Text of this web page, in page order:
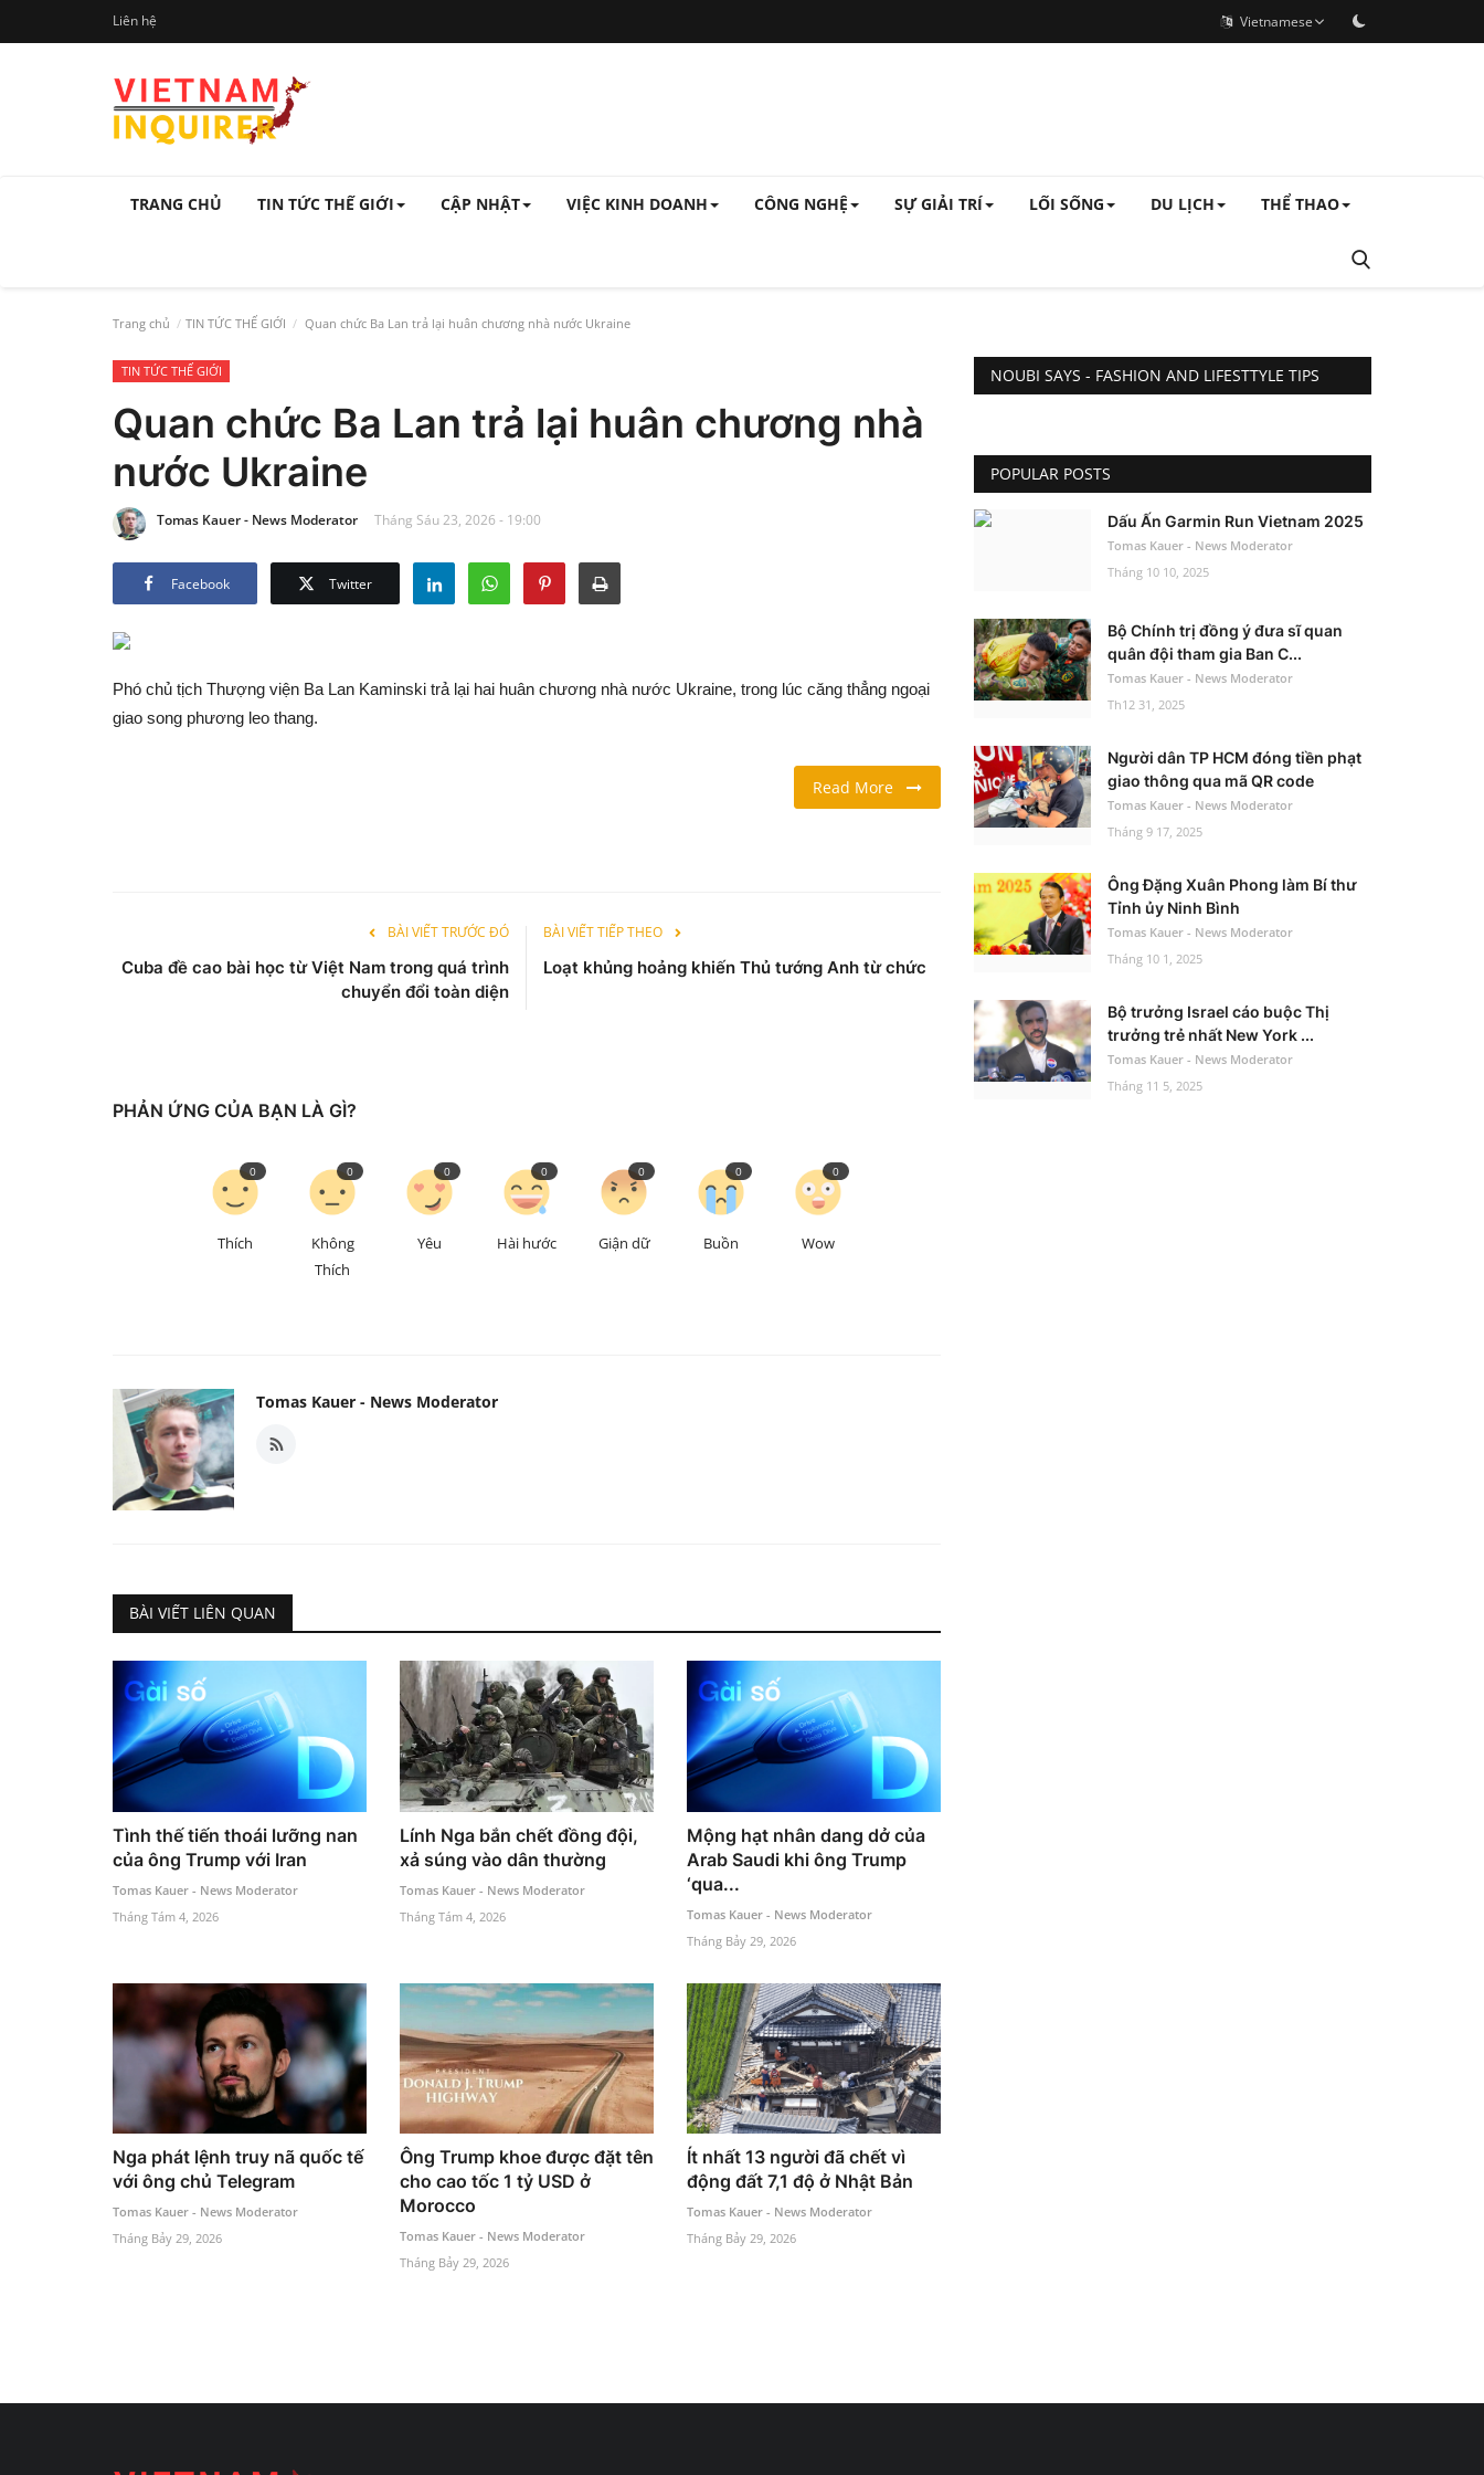
Liên hệ Vietnamese
TRANG CHỦ TIN TỨC THẾ GIỚI CẬP NHẬT VIỆC KINH DOANH CÔNG NGHỆ SỰ GIẢI TRÍ LỐI SỐNG DU LỊCH THỂ THAO
Trang chủ TIN TỨC THẾ GIỚI Quan chức Ba Lan trả lại huân chương nhà nước Ukraine
TIN TỨC THẾ GIỚI
Quan chức Ba Lan trả lại huân chương nhà
nước Ukraine
Tomas Kauer - News Moderator Tháng Sáu 23, 2026 - 19:00
Facebook Twitter
Phó chủ tịch Thượng viện Ba Lan Kaminski trả lại hai huân chương nhà nước Ukraine, trong lúc căng thẳng ngoại
giao song phương leo thang.
Read More
BÀI VIẾT TRƯỚC ĐÓ
Cuba đề cao bài học từ Việt Nam trong quá trình
chuyển đổi toàn diện
BÀI VIẾT TIẾP THEO
Loạt khủng hoảng khiến Thủ tướng Anh từ chức
PHẢN ỨNG CỦA BẠN LÀ GÌ?
Thích
0
Không
Thích
0
Yêu
0
Hài hước
0
Giận dữ
0
Buồn
0
Wow
0
Tomas Kauer - News Moderator
BÀI VIẾT LIÊN QUAN
Tình thế tiến thoái lưỡng nan
của ông Trump với Iran
Tomas Kauer - News Moderator
Tháng Tám 4, 2026
Lính Nga bắn chết đồng đội,
xả súng vào dân thường
Tomas Kauer - News Moderator
Tháng Tám 4, 2026
Mộng hạt nhân dang dở của
Arab Saudi khi ông Trump
‘qua...
Tomas Kauer - News Moderator
Tháng Bảy 29, 2026
Nga phát lệnh truy nã quốc tế
với ông chủ Telegram
Tomas Kauer - News Moderator
Tháng Bảy 29, 2026
Ông Trump khoe được đặt tên
cho cao tốc 1 tỷ USD ở
Morocco
Tomas Kauer - News Moderator
Tháng Bảy 29, 2026
Ít nhất 13 người đã chết vì
động đất 7,1 độ ở Nhật Bản
Tomas Kauer - News Moderator
Tháng Bảy 29, 2026
NOUBI SAYS - FASHION AND LIFESTTYLE TIPS
POPULAR POSTS
Dấu Ấn Garmin Run Vietnam 2025
Tomas Kauer - News Moderator
Tháng 10 10, 2025
Bộ Chính trị đồng ý đưa sĩ quan
quân đội tham gia Ban C...
Tomas Kauer - News Moderator
Th12 31, 2025
Người dân TP HCM đóng tiền phạt
giao thông qua mã QR code
Tomas Kauer - News Moderator
Tháng 9 17, 2025
Ông Đặng Xuân Phong làm Bí thư
Tỉnh ủy Ninh Bình
Tomas Kauer - News Moderator
Tháng 10 1, 2025
Bộ trưởng Israel cáo buộc Thị
trưởng trẻ nhất New York ...
Tomas Kauer - News Moderator
Tháng 11 5, 2025